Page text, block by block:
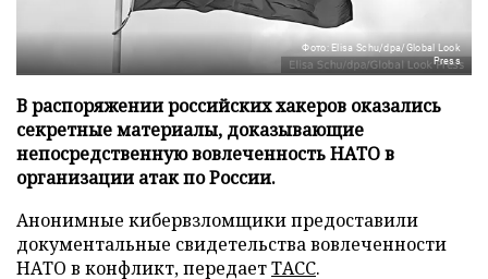
Фото: Elisa Schu/dpa/Global Look
Press
В распоряжении российских хакеров оказались
секретные материалы, доказывающие
непосредственную вовлеченность НАТО в
организации атак по России.
Анонимные кибервзломщики предоставили
документальные свидетельства вовлеченности
НАТО в конфликт, передаетТАСС.